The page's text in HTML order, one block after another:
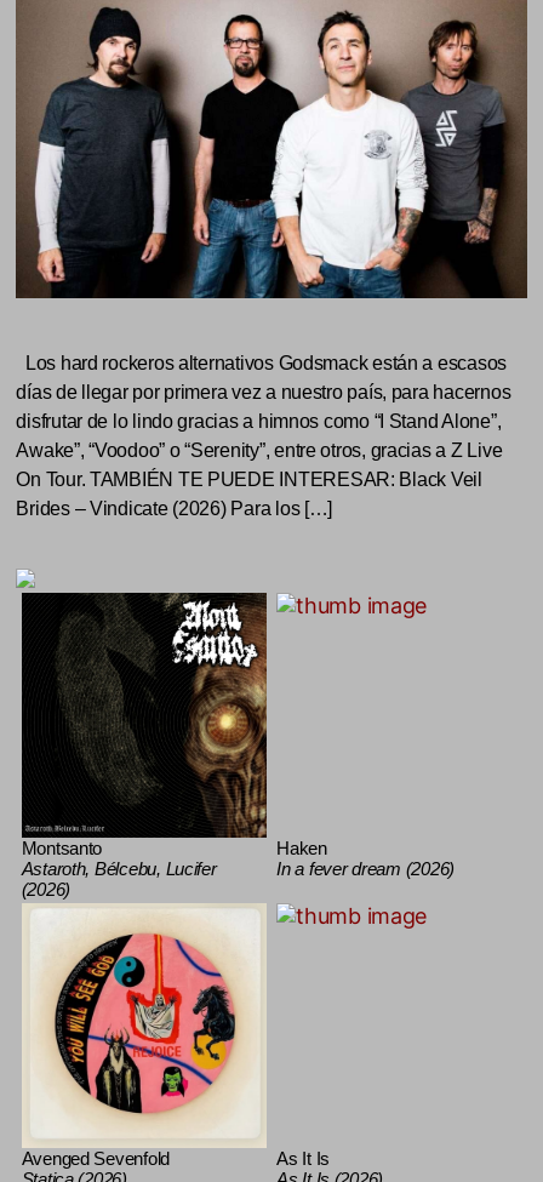
Los hard rockeros alternativos Godsmack están a escasos
días de llegar por primera vez a nuestro país, para hacernos
disfrutar de lo lindo gracias a himnos como “I Stand Alone”,
Awake”, “Voodoo” o “Serenity”, entre otros, gracias a Z Live
On Tour. TAMBIÉN TE PUEDE INTERESAR: Black Veil
Brides – Vindicate (2026) Para los […]
Montsanto
Astaroth, Bélcebu, Lucifer
(2026)
Haken
In a fever dream (2026)
Avenged Sevenfold
As It Is